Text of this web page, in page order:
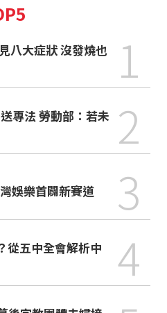
1
專法 勞動部：若未 2
娛樂首闢新賽道 3
4